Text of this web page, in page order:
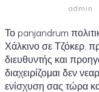
admin
Το panjandrum
Χάλκινο σε Τζόκερ,
διευθυντής και
διαχειρίζομαι δεν
ενίσχυση σας τώρα